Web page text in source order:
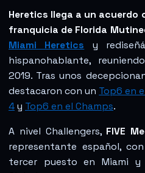
Heretics llega a un
franquicia de Florida
Miami Heretics y
hispanohablante,
2019. Tras unos
destacaron con un Top6 en
4y Top6 en el Champs.
A nivel Challengers, FIVE
representante español,
tercer puesto en Miami y